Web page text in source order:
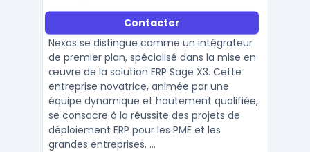
Contacter
Nexas se distingue comme un intégrateur
de premier plan, spécialisé dans la mise en
œuvre de la solution ERP Sage X3. Cette
entreprise novatrice, animée par une
équipe dynamique et hautement qualifiée,
se consacre à la réussite des projets de
déploiement ERP pour les PME et les
grandes entreprises. ...